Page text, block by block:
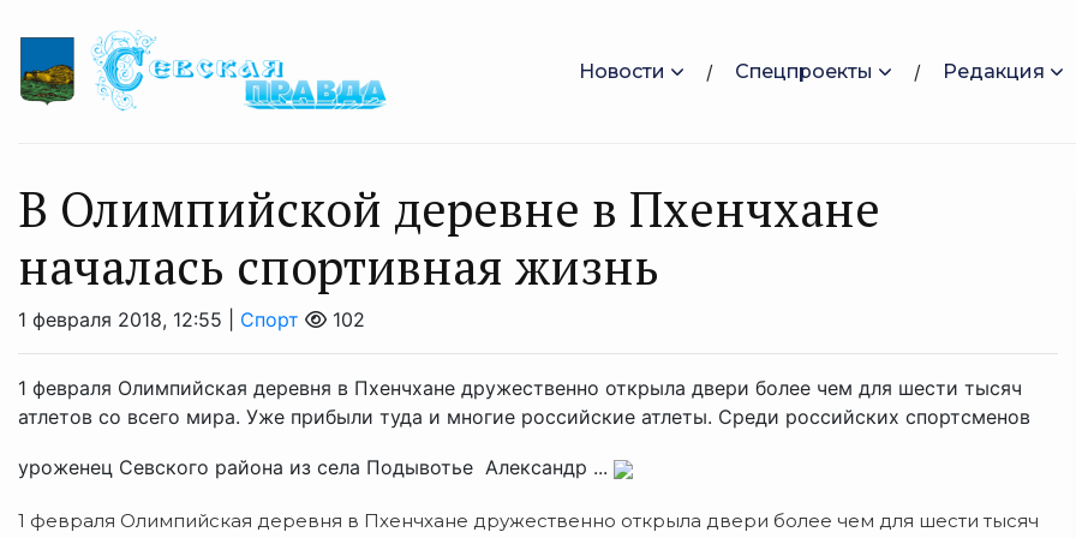
Новости Спецпроекты Редакция
В Олимпийской деревне в Пхенчхане
началась спортивная жизнь
1 февраля 2018, 12:55 | Спорт 102
1 февраля Олимпийская деревня в Пхенчхане дружественно открыла двери более чем для шести тысяч
атлетов со всего мира. Уже прибыли туда и многие российские атлеты. Среди российских спортсменов
уроженец Севского района из села Подывотье Александр ...
1 февраля Олимпийская деревня в Пхенчхане дружественно открыла двери более чем для шести тысяч